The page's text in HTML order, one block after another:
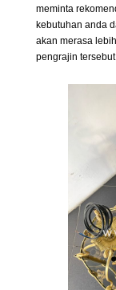
meminta
kebutuhan anda
akan merasa
pengrajin